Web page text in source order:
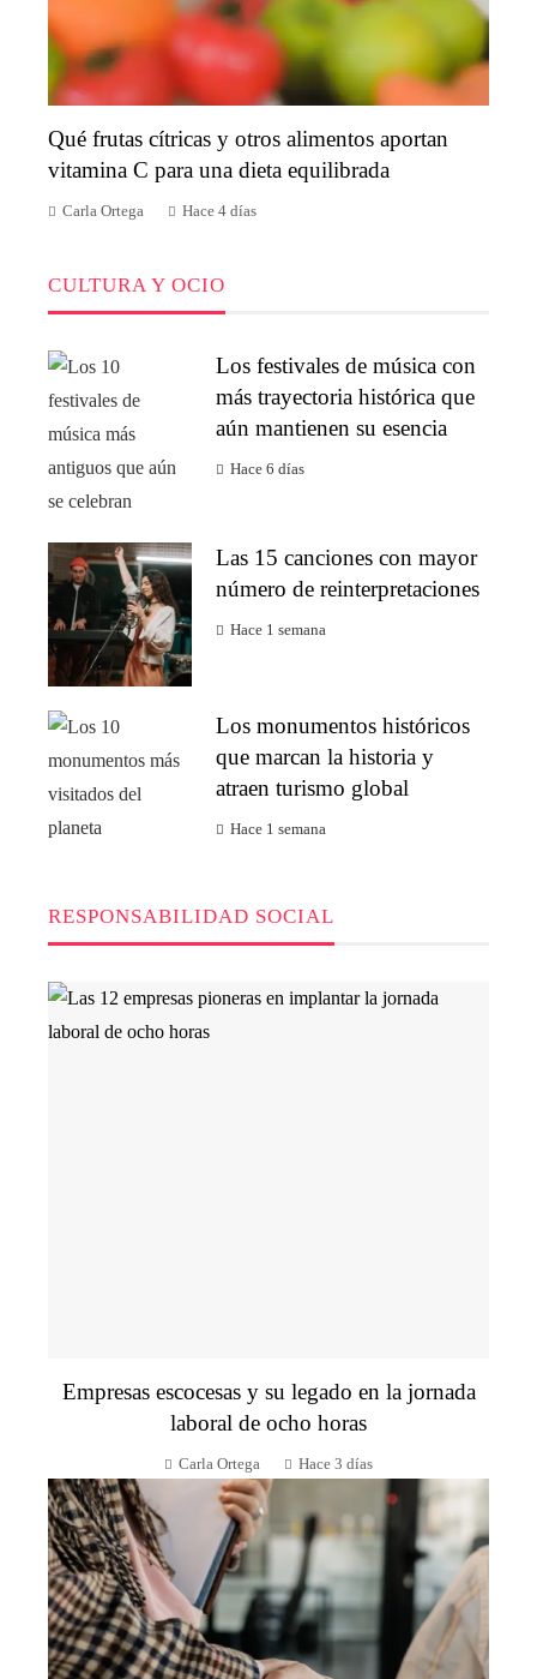
Qué frutas cítricas y otros alimentos aportan
vitamina C para una dieta equilibrada
Carla Ortega Hace 4 días
CULTURA Y OCIO
Los festivales de música con
más trayectoria histórica que
aún mantienen su esencia
Hace 6 días
Las 15 canciones con mayor
número de reinterpretaciones
Hace 1 semana
Los monumentos históricos
que marcan la historia y
atraen turismo global
Hace 1 semana
RESPONSABILIDAD SOCIAL
Empresas escocesas y su legado en la jornada
laboral de ocho horas
Carla Ortega Hace 3 días